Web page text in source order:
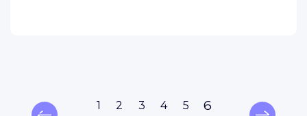
1 2 3 4 5 6